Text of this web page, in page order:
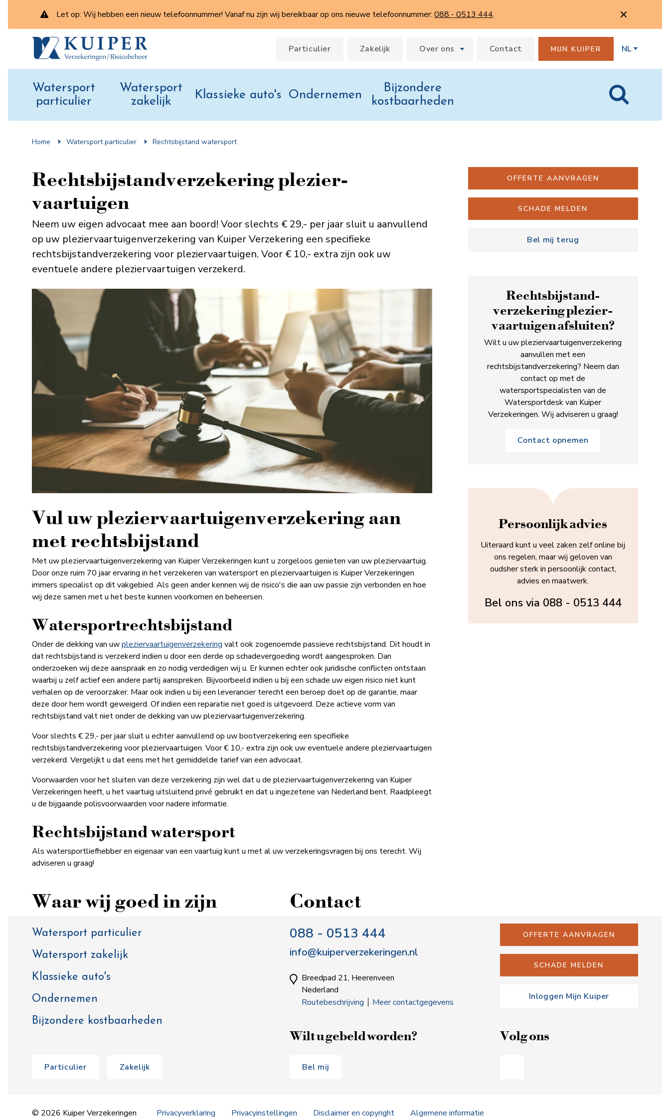
Let op: Wij hebben een nieuw telefoonnummer! Vanaf nu zijn wij bereikbaar op ons nieuwe telefoonnummer: 088 - 0513 444.
Particulier Zakelijk Over ons Contact MIJN KUIPER NL
Watersport
particulier
Watersport
zakelijk
Klassieke auto's Ondernemen
Bijzondere
kostbaarheden
Home Watersport particulier Rechts­bijstand watersport
Rechts­bijstand­verzekering plezier­
vaartuigen
Neem uw eigen advocaat mee aan boord! Voor slechts € 29,- per jaar sluit u aanvullend
op uw pleziervaartuigenverzekering van Kuiper Verzekering een specifieke
rechtsbijstandverzekering voor pleziervaartuigen. Voor € 10,- extra zijn ook uw
eventuele andere pleziervaartuigen verzekerd.
Vul uw plezier­vaartuigen­verzekering aan
met rechts­bijstand
Met uw pleziervaartuigenverzekering van Kuiper Verzekeringen kunt u zorgeloos genieten van uw pleziervaartuig.
Door onze ruim 70 jaar ervaring in het verzekeren van watersport en pleziervaartuigen is Kuiper Verzekeringen
immers specialist op dit vakgebied. Als geen ander kennen wij de risico's die aan uw passie zijn verbonden en hoe
wij deze samen met u het beste kunnen voorkomen en beheersen.
Watersportrechtsbijstand
Onder de dekking van uwpleziervaartuigenverzekering valt ook zogenoemde passieve rechtsbijstand. Dit houdt in
dat rechtsbijstand is verzekerd indien u door een derde op schadevergoeding wordt aangesproken. Dan
onderzoeken wij deze aanspraak en zo nodig verdedigen wij u. Er kunnen echter ook juridische conflicten ontstaan
waarbij u zelf actief een andere partij aanspreken. Bijvoorbeeld indien u bij een schade uw eigen risico niet kunt
verhalen op de veroorzaker. Maar ook indien u bij een leverancier terecht een beroep doet op de garantie, maar
deze door hem wordt geweigerd. Of indien een reparatie niet goed is uitgevoerd. Deze actieve vorm van
rechtsbijstand valt niet onder de dekking van uw pleziervaartuigenverzekering.
Voor slechts € 29,- per jaar sluit u echter aanvullend op uw bootverzekering een specifieke
rechtsbijstandverzekering voor pleziervaartuigen. Voor € 10,- extra zijn ook uw eventuele andere pleziervaartuigen
verzekerd. Vergelijkt u dat eens met het gemiddelde tarief van een advocaat.
Voorwaarden voor het sluiten van deze verzekering zijn wel dat u de pleziervaartuigenverzekering van Kuiper
Verzekeringen heeft, u het vaartuig uitsluitend privé gebruikt en dat u ingezetene van Nederland bent. Raadpleegt
u de bijgaande polisvoorwaarden voor nadere informatie.
Rechtsbijstand watersport
Als watersportliefhebber en eigenaar van een vaartuig kunt u met al uw verzekeringsvragen bij ons terecht. Wij
adviseren u graag!
OFFERTE AANVRAGEN
SCHADE MELDEN
Bel mij terug
Rechts­bijstand­
verzekering plezier­
vaartuigen afsluiten?
Wilt u uw pleziervaartuigenverzekering
aanvullen met een
rechtsbijstandverzekering? Neem dan
contact op met de
watersportspecialisten van de
Watersportdesk van Kuiper
Verzekeringen. Wij adviseren u graag!
Contact opnemen
Persoonlijk advies
Uiteraard kunt u veel zaken zelf online bij
ons regelen, maar wij geloven van
oudsher sterk in persoonlijk contact,
advies en maatwerk.
Bel ons via 088 - 0513 444
Waar wij goed in zijn
Watersport particulier
Watersport zakelijk
Klassieke auto's
Ondernemen
Bijzondere kostbaarheden
Particulier Zakelijk
Contact
088 - 0513 444
info@kuiperverzekeringen.nl
Breedpad 21, Heerenveen
Nederland
Routebeschrijving
Meer contactgegevens
OFFERTE AANVRAGEN
SCHADE MELDEN
Inloggen Mijn Kuiper
Wilt u gebeld worden?
Bel mij
Volg ons
Privacyverklaring Privacyinstellingen Disclaimer en copyright Algemene informatie
© 2026 Kuiper Verzekeringen